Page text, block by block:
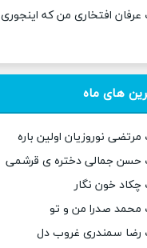
عرفان افتخاری من که اینجوری
های ماه
مرتضی نوروزیان اولین باره
حسن جمالی دختره ی قرشمی
چکاد خون نگار
محمد صدرا من و تو
رضا سمندری غروب دل